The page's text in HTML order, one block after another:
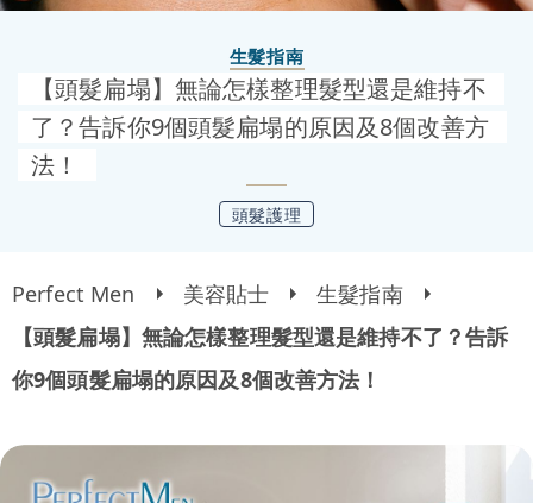
生髮指南
【頭髮扁塌】無論怎樣整理髮型還是維持不
了？告訴你9個頭髮扁塌的原因及8個改善方
法！
頭髮護理
Perfect Men 美容貼士
生髮指南
【頭髮扁塌】無論怎樣整理髮型還是維持不了？告訴
你9個頭髮扁塌的原因及8個改善方法！